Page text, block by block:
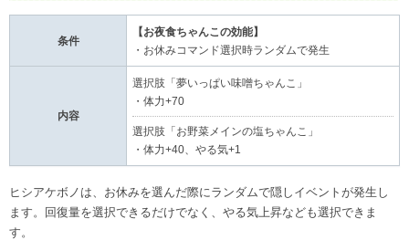
条件
【お夜食ちゃんこの効能】
・お休みコマンド選択時ランダムで発生
内容
選択肢「夢いっぱい味噌ちゃんこ」
・体力+70
選択肢「お野菜メインの塩ちゃんこ」
・体力+40、やる気+1
ヒシアケボノは、お休みを選んだ際にランダムで隠しイベントが発生し
ます。回復量を選択できるだけでなく、やる気上昇なども選択できま
す。